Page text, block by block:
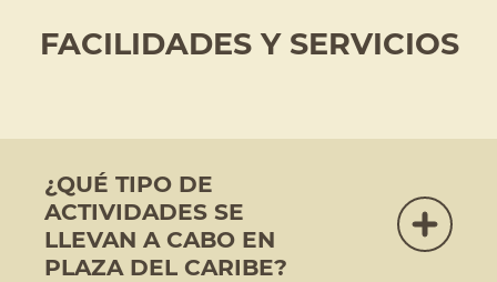
FACILIDADES Y SERVICIOS
¿QUÉ TIPO DE
ACTIVIDADES SE
LLEVAN A CABO EN
PLAZA DEL CARIBE?